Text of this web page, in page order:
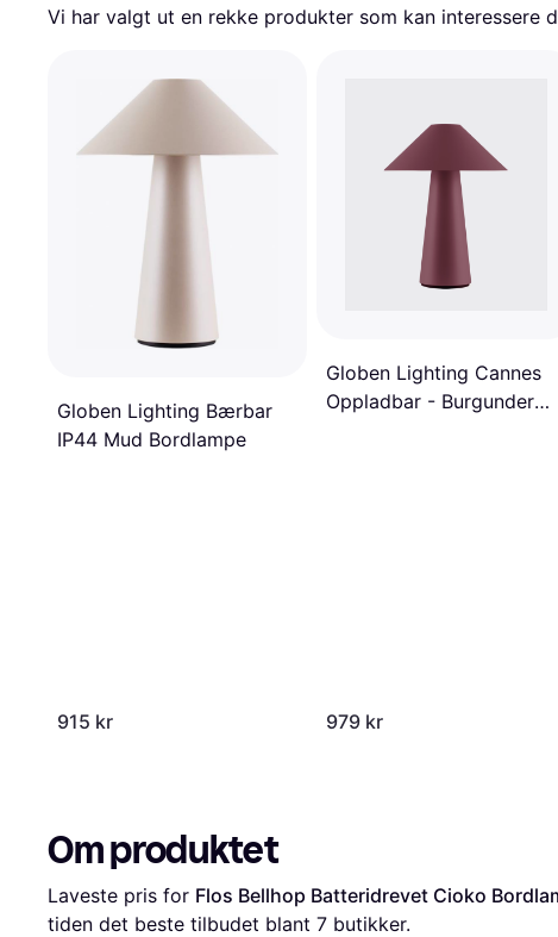
Vi har valgt ut en rekke produkter som kan interessere
Globen Lighting Bærbar
IP44 Mud Bordlampe
915 kr
Globen Lighting Cannes
Oppladbar - Burgunder
979 kr
Om produktet
Laveste pris for Flos Bellhop Batteridrevet Cioko
tiden det beste tilbudet blant 7 butikker.